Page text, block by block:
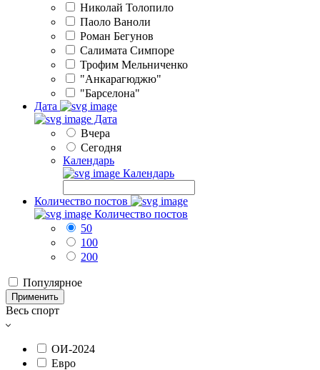
Николай Толопило
Паоло Ваноли
Роман Бегунов
Салимата Симпоре
Трофим Мельниченко
"Анкарагюджю"
"Барселона"
Дата
Дата
Вчера
Сегодня
Календарь
Календарь
Количество постов
Количество постов
50
100
200
Популярное
Применить
Весь спорт
ОИ-2024
Евро